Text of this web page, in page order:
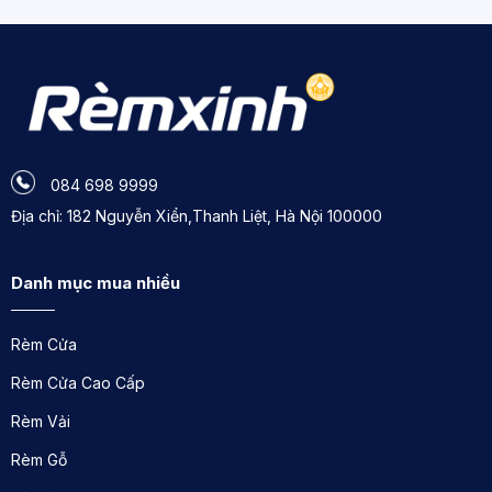
Xem thêm:
084 698 9999
Địa chỉ: 182 Nguyễn Xiển,Thanh Liệt, Hà Nội 100000
Danh mục mua nhiều
Rèm Cửa
Rèm Cửa Cao Cấp
Rèm Vải
Rèm Gỗ